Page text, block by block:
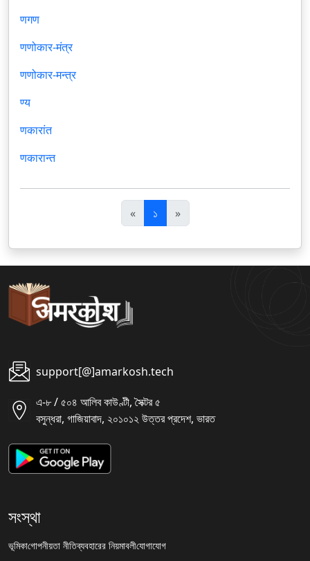
णगण
णणोकार-मंत्र
णणोकार-मन्त्र
ण्य
णकारांत
णकारान्त
«पि
छ
ला
১ »अ
ग
ला
support[@]amarkosh.tech
এ-৮ / ৫০৪ আলিব কাউণ্টী, সৈক্টর ৫
বসুন্ধরা, গাজিয়াবাদ, ২০১০১২ উত্তর প্রদেশ, ভারত
সংস্থা
ভূমিকাগোপনীয়তা নীতিব্যবহারের নিয়মাবলীযোগাযোগ